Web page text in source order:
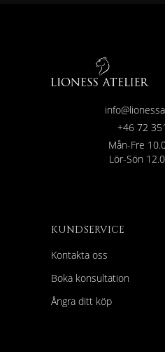
+46 72
Mån-Fre
Lör-Sön
KUNDSERVICE
Kontakta oss
Boka konsultation
Ångra ditt köp